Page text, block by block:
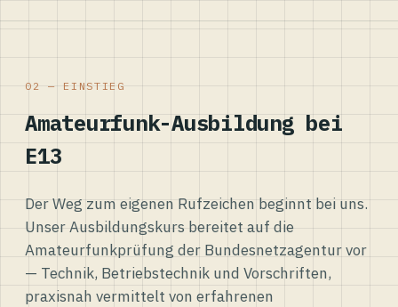
02 — EINSTIEG
Amateurfunk-Ausbildung bei
E13
Der Weg zum eigenen Rufzeichen beginnt bei uns.
Unser Ausbildungskurs bereitet auf die
Amateurfunkprüfung der Bundesnetzagentur vor
— Technik, Betriebstechnik und Vorschriften,
praxisnah vermittelt von erfahrenen